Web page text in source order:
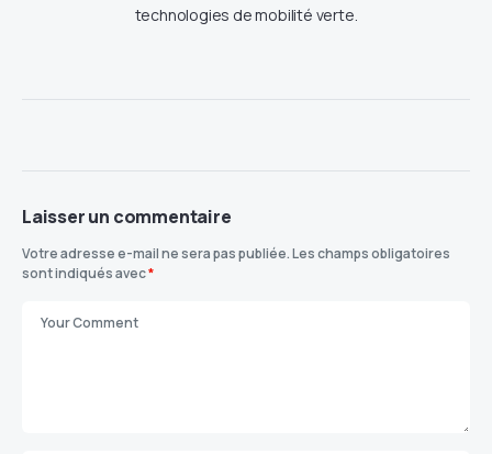
technologies de mobilité verte.
Laisser un commentaire
Votre adresse e-mail ne sera pas publiée.Les champs obligatoires
sont indiqués avec*